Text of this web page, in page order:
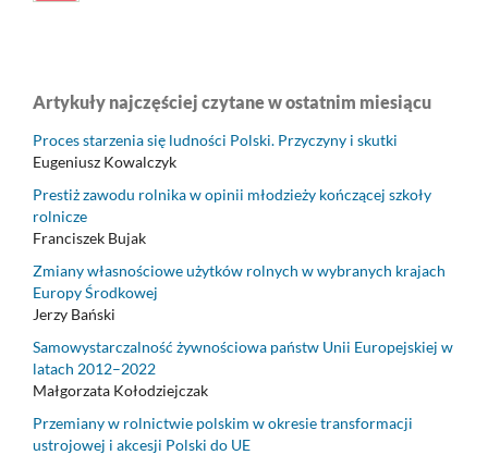
Artykuły najczęściej czytane w ostatnim miesiącu
Proces starzenia się ludności Polski. Przyczyny i skutki
Eugeniusz Kowalczyk
Prestiż zawodu rolnika w opinii młodzieży kończącej szkoły
rolnicze
Franciszek Bujak
Zmiany własnościowe użytków rolnych w wybranych krajach
Europy Środkowej
Jerzy Bański
Samowystarczalność żywnościowa państw Unii Europejskiej w
latach 2012–2022
Małgorzata Kołodziejczak
Przemiany w rolnictwie polskim w okresie transformacji
ustrojowej i akcesji Polski do UE